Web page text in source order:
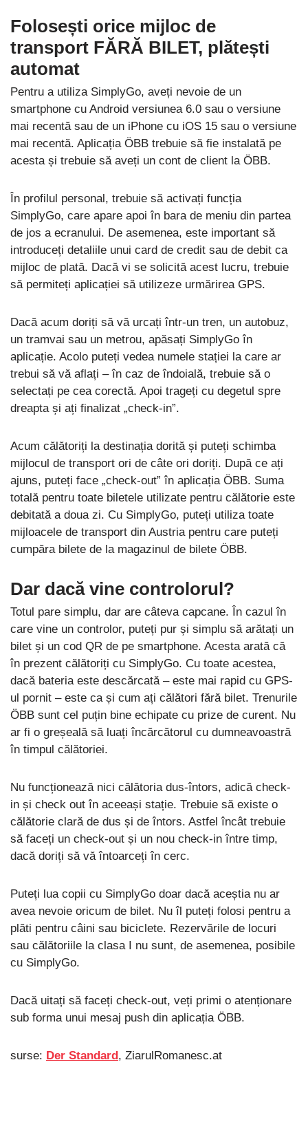
Folosești orice mijloc de
transport FĂRĂ BILET, plătești
automat
Pentru a utiliza SimplyGo, aveți nevoie de un
smartphone cu Android versiunea 6.0 sau o versiune
mai recentă sau de un iPhone cu iOS 15 sau o versiune
mai recentă. Aplicația ÖBB trebuie să fie instalată pe
acesta și trebuie să aveți un cont de client la ÖBB.
În profilul personal, trebuie să activați funcția
SimplyGo, care apare apoi în bara de meniu din partea
de jos a ecranului. De asemenea, este important să
introduceți detaliile unui card de credit sau de debit ca
mijloc de plată. Dacă vi se solicită acest lucru, trebuie
să permiteți aplicației să utilizeze urmărirea GPS.
Dacă acum doriți să vă urcați într-un tren, un autobuz,
un tramvai sau un metrou, apăsați SimplyGo în
aplicație. Acolo puteți vedea numele stației la care ar
trebui să vă aflați – în caz de îndoială, trebuie să o
selectați pe cea corectă. Apoi trageți cu degetul spre
dreapta și ați finalizat „check-in”.
Acum călătoriți la destinația dorită și puteți schimba
mijlocul de transport ori de câte ori doriți. După ce ați
ajuns, puteți face „check-out” în aplicația ÖBB. Suma
totală pentru toate biletele utilizate pentru călătorie este
debitată a doua zi. Cu SimplyGo, puteți utiliza toate
mijloacele de transport din Austria pentru care puteți
cumpăra bilete de la magazinul de bilete ÖBB.
Dar dacă vine controlorul?
Totul pare simplu, dar are câteva capcane. În cazul în
care vine un controlor, puteți pur și simplu să arătați un
bilet și un cod QR de pe smartphone. Acesta arată că
în prezent călătoriți cu SimplyGo. Cu toate acestea,
dacă bateria este descărcată – este mai rapid cu GPS-
ul pornit – este ca și cum ați călători fără bilet. Trenurile
ÖBB sunt cel puțin bine echipate cu prize de curent. Nu
ar fi o greșeală să luați încărcătorul cu dumneavoastră
în timpul călătoriei.
Nu funcționează nici călătoria dus-întors, adică check-
in și check out în aceeași stație. Trebuie să existe o
călătorie clară de dus și de întors. Astfel încât trebuie
să faceți un check-out și un nou check-in între timp,
dacă doriți să vă întoarceți în cerc.
Puteți lua copii cu SimplyGo doar dacă aceștia nu ar
avea nevoie oricum de bilet. Nu îl puteți folosi pentru a
plăti pentru câini sau biciclete. Rezervările de locuri
sau călătoriile la clasa I nu sunt, de asemenea, posibile
cu SimplyGo.
Dacă uitați să faceți check-out, veți primi o atenționare
sub forma unui mesaj push din aplicația ÖBB.
surse: Der Standard, ZiarulRomanesc.at